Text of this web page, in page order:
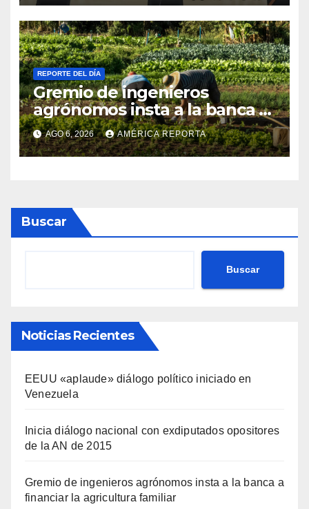
REPORTE DEL DÍA
Gremio de ingenieros
agrónomos insta a la banca a
financiar la agricultura
familiar
AGO 6, 2026 AMÉRICA REPORTA
Buscar
Buscar
Noticias Recientes
EEUU «aplaude» diálogo político iniciado en
Venezuela
Inicia diálogo nacional con exdiputados opositores
de la AN de 2015
Gremio de ingenieros agrónomos insta a la banca a
financiar la agricultura familiar